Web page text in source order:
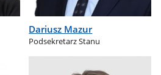
Dariusz Mazur
Podsekretarz Stanu